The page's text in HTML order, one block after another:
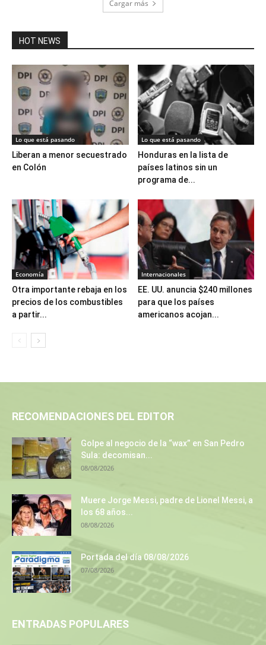
Cargar más
HOT NEWS
Lo que está pasando
Liberan a menor secuestrado
en Colón
Lo que está pasando
Honduras en la lista de
países latinos sin un
programa de...
Economía
Otra importante rebaja en los
precios de los combustibles
a partir...
Internacionales
EE. UU. anuncia $240 millones
para que los países
americanos acojan...
RECOMENDACIONES DEL EDITOR
Golpe al negocio de la “wax” en San Pedro
Sula: decomisan...
08/08/2026
Muere Jorge Messi, padre de Lionel Messi, a
los 68 años...
08/08/2026
Portada del día 08/08/2026
07/08/2026
ENTRADAS POPULARES